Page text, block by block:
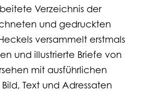
Verzeichnis der
und gedruckten
versammelt erstmals
und illustrierte Briefe von
mit ausführlichen
Text und Adressaten